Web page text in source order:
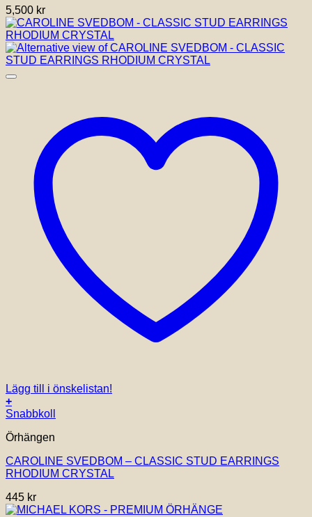
5,500 kr
Lägg till i önskelistan!
+
Snabbkoll
Örhängen
CAROLINE SVEDBOM – CLASSIC STUD EARRINGS
RHODIUM CRYSTAL
445 kr